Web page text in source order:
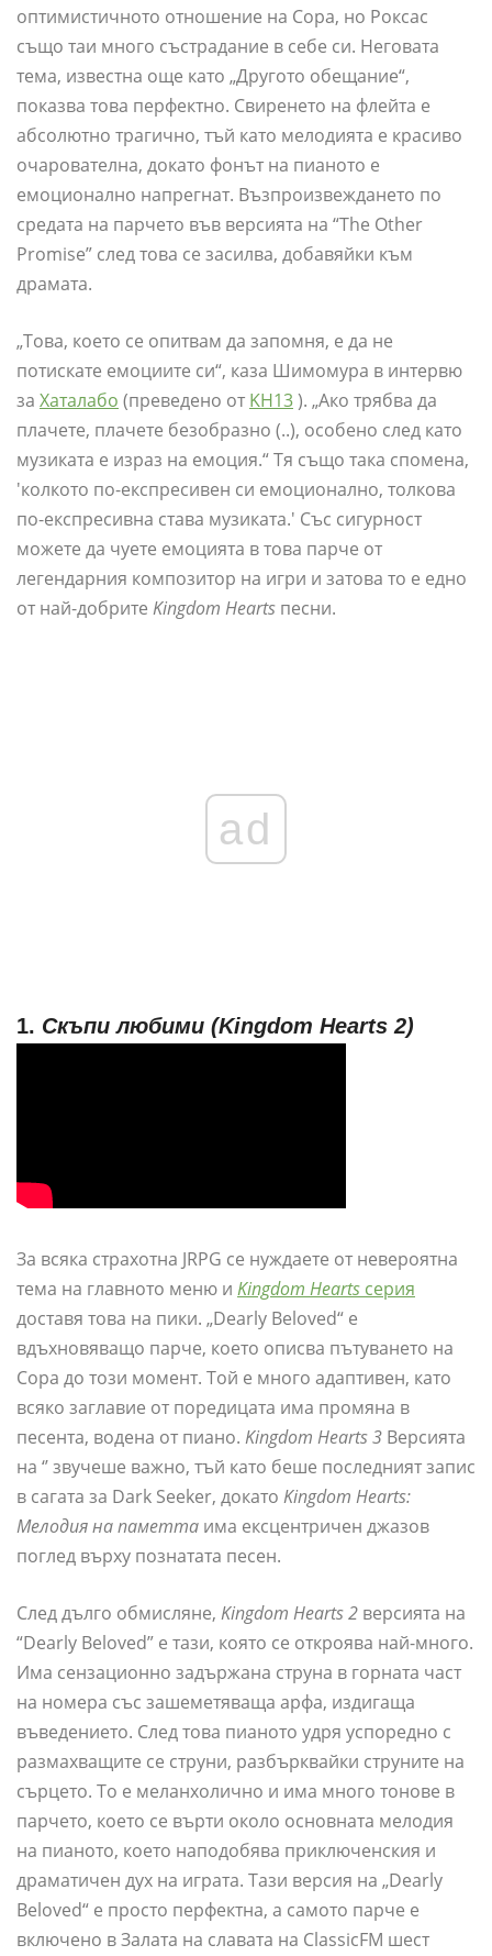
оптимистичното отношение на Сора, но Роксас
също таи много състрадание в себе си. Неговата
тема, известна още като „Другото обещание“,
показва това перфектно. Свиренето на флейта е
абсолютно трагично, тъй като мелодията е красиво
очарователна, докато фонът на пианото е
емоционално напрегнат. Възпроизвеждането по
средата на парчето във версията на “The Other
Promise” след това се засилва, добавяйки към
драмата.
„Това, което се опитвам да запомня, е да не
потискате емоциите си“, каза Шимомура в интервю
за Хаталабо (преведено от KH13). „Ако трябва да
плачете, плачете безобразно (..), особено след като
музиката е израз на емоция.“ Тя също така спомена,
'колкото по-експресивен си емоционално, толкова
по-експресивна става музиката.' Със сигурност
можете да чуете емоцията в това парче от
легендарния композитор на игри и затова то е едно
от най-добрите Kingdom Hearts песни.
ad
1. Скъпи любими (Kingdom Hearts 2)
За всяка страхотна JRPG се нуждаете от невероятна
тема на главното меню и Kingdom Hearts серия
доставя това на пики. „Dearly Beloved“ е
вдъхновяващо парче, което описва пътуването на
Сора до този момент. Той е много адаптивен, като
всяко заглавие от поредицата има промяна в
песента, водена от пиано. Kingdom Hearts 3 Версията
на ‘’ звучеше важно, тъй като беше последният запис
в сагата за Dark Seeker, докато Kingdom Hearts:
Мелодия на паметта има ексцентричен джазов
поглед върху познатата песен.
След дълго обмисляне, Kingdom Hearts 2 версията на
“Dearly Beloved” е тази, която се откроява най-много.
Има сензационно задържана струна в горната част
на номера със зашеметяваща арфа, издигаща
въведението. След това пианото удря успоредно с
размахващите се струни, разбърквайки струните на
сърцето. То е меланхолично и има много тонове в
парчето, което се върти около основната мелодия
на пианото, което наподобява приключенския и
драматичен дух на играта. Тази версия на „Dearly
Beloved“ е просто перфектна, а самото парче е
включено в Залата на славата на ClassicFM шест